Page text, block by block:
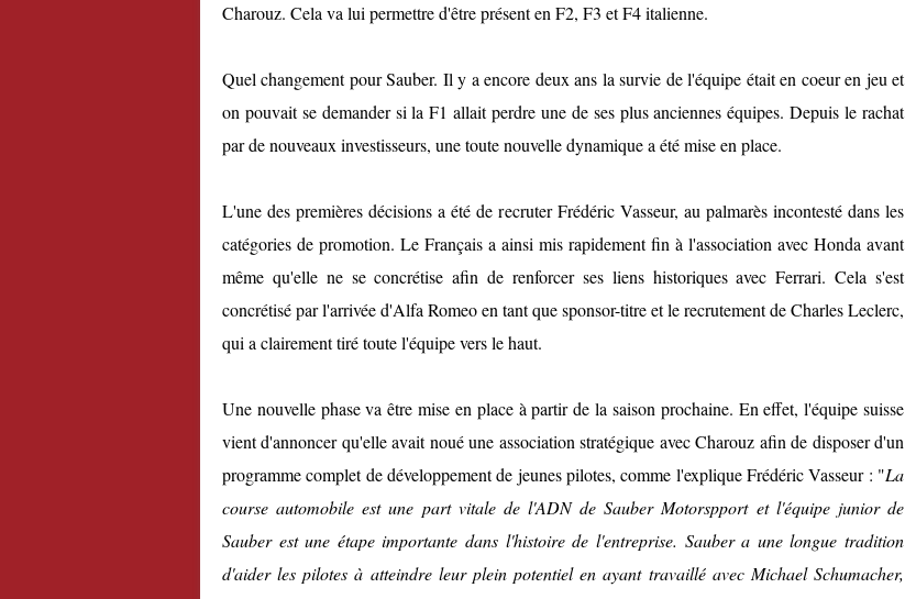
Charouz. Cela va lui permettre d'être présent en F2, F3 et F4 italienne.
Quel changement pour Sauber. Il y a encore deux ans la survie de l'équipe était en coeur en jeu et
on pouvait se demander si la F1 allait perdre une de ses plus anciennes équipes. Depuis le rachat
par de nouveaux investisseurs, une toute nouvelle dynamique a été mise en place.
L'une des premières décisions a été de recruter Frédéric Vasseur, au palmarès incontesté dans les
catégories de promotion. Le Français a ainsi mis rapidement fin à l'association avec Honda avant
même qu'elle ne se concrétise afin de renforcer ses liens historiques avec Ferrari. Cela s'est
concrétisé par l'arrivée d'Alfa Romeo en tant que sponsor-titre et le recrutement de Charles Leclerc,
qui a clairement tiré toute l'équipe vers le haut.
Une nouvelle phase va être mise en place à partir de la saison prochaine. En effet, l'équipe suisse
vient d'annoncer qu'elle avait noué une association stratégique avec Charouz afin de disposer d'un
programme complet de développement de jeunes pilotes, comme l'explique Frédéric Vasseur : "La
course automobile est une part vitale de l'ADN de Sauber Motorspport et l'équipe junior de
Sauber est une étape importante dans l'histoire de l'entreprise. Sauber a une longue tradition
d'aider les pilotes à atteindre leur plein potentiel en ayant travaillé avec Michael Schumacher,